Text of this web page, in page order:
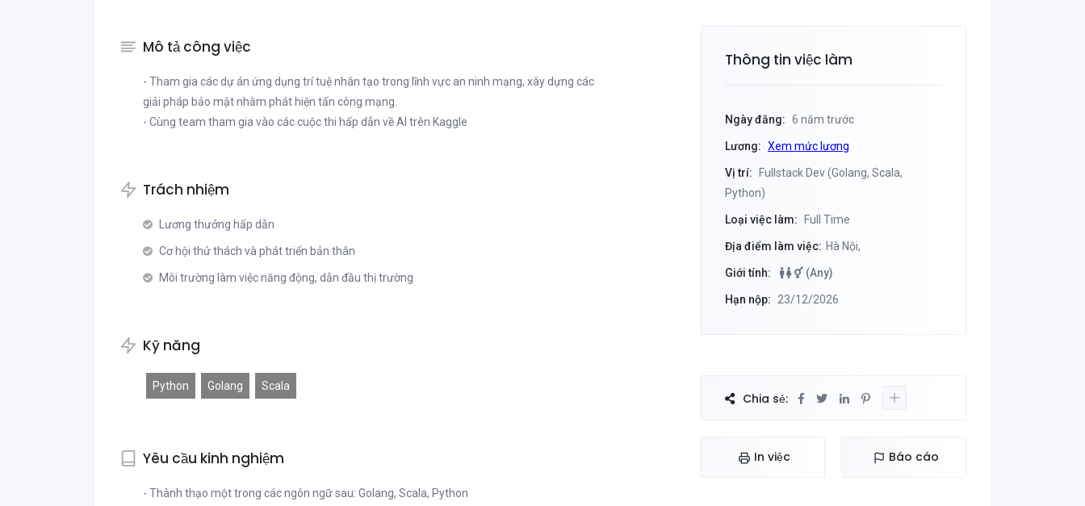
Mô tả công việc
- Tham gia các dự án ứng dụng trí tuệ nhân tạo trong lĩnh vực an ninh mạng, xây dựng các
giải pháp bảo mật nhằm phát hiện tấn công mạng.
- Cùng team tham gia vào các cuộc thi hấp dẫn về AI trên Kaggle
Trách nhiệm
Lương thưởng hấp dẫn
Cơ hội thử thách và phát triển bản thân
Môi trường làm việc năng động, dẫn đầu thị trường
Kỹ năng
Python Golang Scala
Yêu cầu kinh nghiệm
- Thành thạo một trong các ngôn ngữ sau: Golang, Scala, Python
Thông tin việc làm
Ngày đăng: 6 năm trước
Lương: Xem mức lương
Vị trí:
Fullstack Dev (Golang, Scala,
Python)
Loại việc làm: Full Time
Địa điểm làm việc: Hà Nội,
Giới tính: (Any)
Hạn nộp: 23/12/2026
Chia sẻ:
In việc Báo cáo